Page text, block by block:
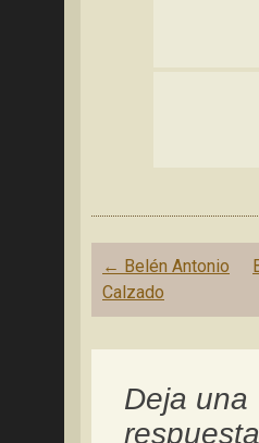
Navegación
de
entradas
← Belén Antonio
Calzado
Deja una
respuesta